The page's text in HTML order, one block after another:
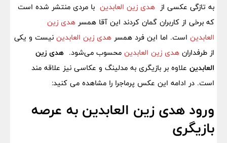
به تازگی عکسی از هدی زین‌ العابدین با مردی منتشر شده است
که برخی از کاربران گمان کردند این آقا همسر هدی زین
العابدین است. اما این فرد همسر هدی زین العابدین نیست و یکی
از طرفداران هدی زین العابدین محسوب می‌شود. هدی زین
العابدین علاوه بر بازیگری به مدلینگ و عکاسی نیز علاقه مند
است. در ادامه این عکس پرماجرا را مشاهده می کنید:
ورود هدی زین العابدین به عرصه
بازیگری